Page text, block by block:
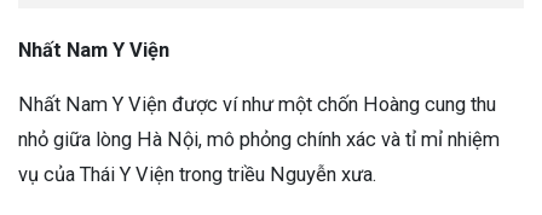
Nhất Nam Y Viện
Nhất Nam Y Viện được ví như một chốn Hoàng cung thu
nhỏ giữa lòng Hà Nội, mô phỏng chính xác và tỉ mỉ nhiệm
vụ của Thái Y Viện trong triều Nguyễn xưa.